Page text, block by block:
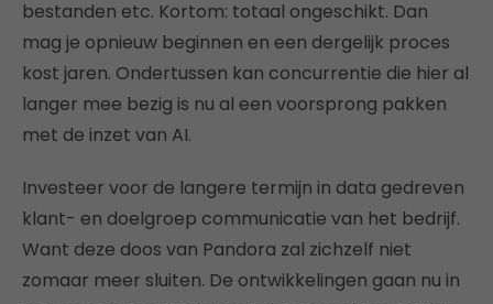
bestanden etc. Kortom: totaal ongeschikt. Dan
mag je opnieuw beginnen en een dergelijk proces
kost jaren. Ondertussen kan concurrentie die hier al
langer mee bezig is nu al een voorsprong pakken
met de inzet van AI.
Investeer voor de langere termijn in data gedreven
klant- en doelgroep communicatie van het bedrijf.
Want deze doos van Pandora zal zichzelf niet
zomaar meer sluiten. De ontwikkelingen gaan nu in